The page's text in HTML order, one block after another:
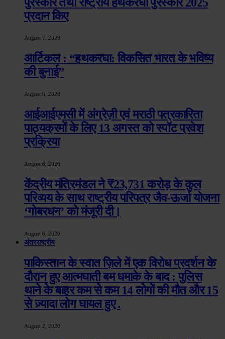
प्रदान किए
August 7, 2026
आर्टिकल : “हथकरघा: विकसित भारत के भविष्य
की बुनाई”
August 6, 2026
आईआईएमसी में अंग्रेज़ी एवं मराठी पत्रकारिता
पाठ्यक्रमों के लिए 13 अगस्त को स्पॉट प्रवेश
प्रक्रिया
August 6, 2026
केंद्रीय मंत्रिमंडल ने ₹23,731 करोड़ के कुल
परिव्यय के साथ राष्ट्रीय परिपत्र जैव-ऊर्जा योजना
‘गोबरधन’ को मंजूरी दी।
August 6, 2026
अंतरराष्ट्रीय
पाकिस्तान के स्वात ज़िले में एक विरोध प्रदर्शन के
दौरान हुए आत्मघाती बम धमाके के बाद : पुलिस
थाने के बाहर कम से कम 14 लोगों की मौत और 15
से ज़्यादा लोग घायल हुए .
August 2, 2026